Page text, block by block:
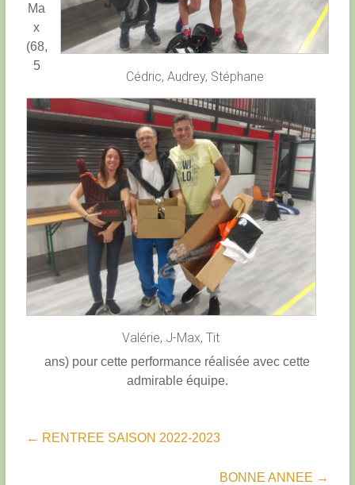
Cédric, Audrey, Stéphane
Valérie, J-Max, Tit
Ma
x
(68,
5
ans) pour cette performance réalisée avec cette
admirable équipe.
← RENTREE SAISON 2022-2023
BONNE ANNEE →